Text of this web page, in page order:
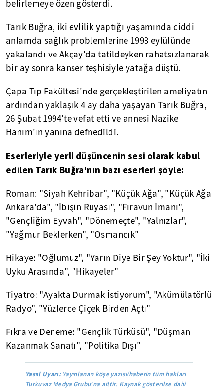
belirlemeye özen gösterdi.
Tarık Buğra, iki evlilik yaptığı yaşamında ciddi
anlamda sağlık problemlerine 1993 eylülünde
yakalandı ve Akçay'da tatildeyken rahatsızlanarak
bir ay sonra kanser teşhisiyle yatağa düştü.
Çapa Tıp Fakültesi'nde gerçekleştirilen ameliyatın
ardından yaklaşık 4 ay daha yaşayan Tarık Buğra,
26 Şubat 1994'te vefat etti ve annesi Nazike
Hanım'ın yanına defnedildi.
Eserleriyle yerli düşüncenin sesi olarak kabul
edilen Tarık Buğra'nın bazı eserleri şöyle:
Roman: "Siyah Kehribar", "Küçük Ağa", "Küçük Ağa
Ankara'da", "İbişin Rüyası", "Firavun İmanı",
"Gençliğim Eyvah", "Dönemeçte", "Yalnızlar",
"Yağmur Beklerken", "Osmancık"
Hikaye: "Oğlumuz", "Yarın Diye Bir Şey Yoktur", "İki
Uyku Arasında", "Hikayeler"
Tiyatro: "Ayakta Durmak İstiyorum", "Akümülatörlü
Radyo", "Yüzlerce Çiçek Birden Açtı"
Fıkra ve Deneme: "Gençlik Türküsü", "Düşman
Kazanmak Sanatı", "Politika Dışı"
Yasal Uyarı:Yayınlanan köşe yazısı/haberin tüm hakları
Turkuvaz Medya Grubu'na aittir. Kaynak gösterilse dahi